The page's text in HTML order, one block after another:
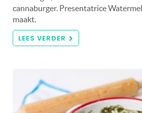
cannaburger. Presentatrice
maakt.
LEES VERDER